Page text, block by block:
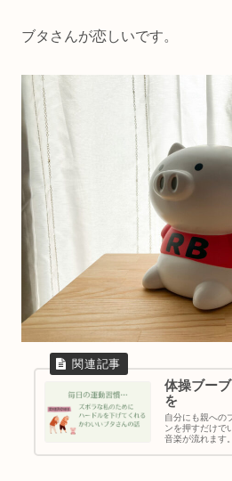
ブタさんが恋しいです。
体操ブー
を
自分にも親への
ンを押すだけで
音楽が流れます